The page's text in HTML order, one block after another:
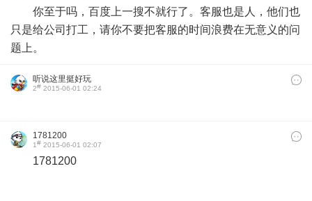
你至于吗，百度上一搜不就行了。客服也是人，他们也
只是给公司打工，请你不要把客服的时间浪费在无意义的问
题上。
听说这里挺好玩
2# 2015-06-01 02:24
1781200
1# 2015-06-01 02:07
1781200